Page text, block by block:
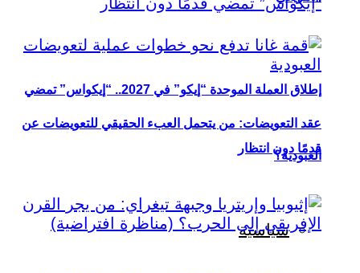
إطلاق العملة الموحدة “إيكو” في 2027.. “إيكواس” تمضي
قدمًا دون انتظار
سياسية
عقد التعويضات: من يتحمل العبء الحقيقي للتعويضات عن
العبودية؟